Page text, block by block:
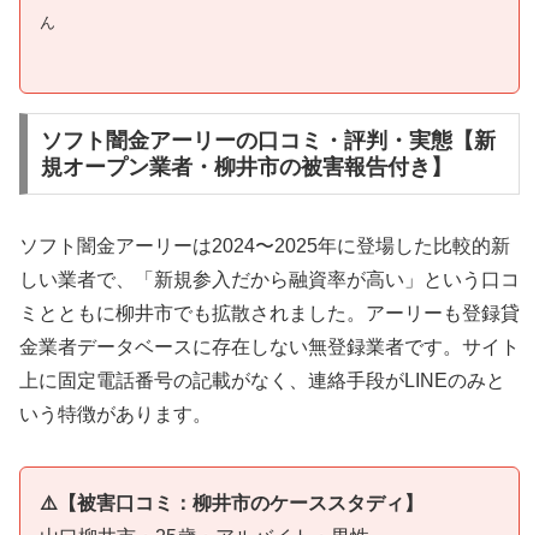
ん
ソフト闇金アーリーの口コミ・評判・実態【新
規オープン業者・柳井市の被害報告付き】
ソフト闇金アーリーは2024〜2025年に登場した比較的新
しい業者で、「新規参入だから融資率が高い」という口コ
ミとともに柳井市でも拡散されました。アーリーも登録貸
金業者データベースに存在しない無登録業者です。サイト
上に固定電話番号の記載がなく、連絡手段がLINEのみと
いう特徴があります。
⚠️【被害口コミ：柳井市のケーススタディ】